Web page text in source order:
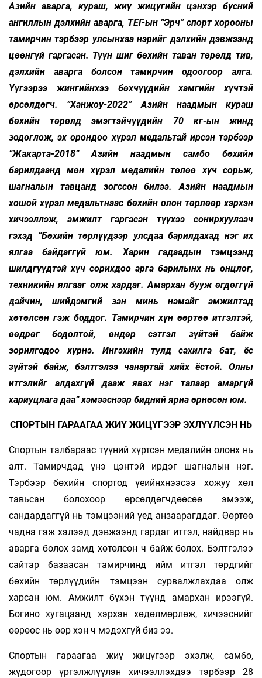
Азийн аварга, кураш, жиү жицүгийн цэнхэр бүсний
ангиллын дэлхийн аварга, ТЕГ-ын “Эрч” спорт хорооны
тамирчин тэрбээр улсынхаа нэрийг дэлхийн дэвжээнд
цөөнгүй гаргасан. Түүн шиг бөхийн таван төрөлд тив,
дэлхийн аварга болсон тамирчин одоогоор алга.
Үүгээрээ жингийнхээ бөхчүүдийн хамгийн хүчтэй
өрсөлдөгч. “Ханжоу-2022” Азийн наадмын кураш
бөхийн төрөлд эмэгтэйчүүдийн 70 кг-ын жинд
зодоглож, эх орондоо хүрэл медальтай ирсэн тэрбээр
“Жакарта-2018” Азийн наадмын самбо бөхийн
барилдаанд мөн хүрэл медалийн төлөө хүч сорьж,
шагналын тавцанд зогссон билээ. Азийн наадмын
хошой хүрэл медальтнаас бөхийн олон төрлөөр хэрхэн
хичээллэж, амжилт гаргасан түүхээ сонирхуулаач
гэхэд “Бөхийн төрлүүдээр улсдаа барилдахад нэг их
ялгаа байдаггүй юм. Харин гадаадын тэмцээнд
шилдгүүдтэй хүч сорихдоо арга барилынх нь онцлог,
техникийн ялгааг олж хардаг. Амархан бууж өгдөггүй
дайчин, шийдэмгий зан минь намайг амжилтад
хөтөлсөн гэж боддог. Тамирчин хүн өөртөө итгэлтэй,
өөдрөг бодолтой, өндөр сэтгэл зүйтэй байж
зорилгодоо хүрнэ. Ингэхийн тулд сахилга бат, ёс
зүйтэй байж, бэлтгэлээ чанартай хийх ёстой. Олны
итгэлийг алдахгүй дааж явах нэг талаар амаргүй
хариуцлага даа” хэмээснээр бидний яриа өрнөсөн юм.
СПОРТЫН ГАРААГАА ЖИҮ ЖИЦҮГЭЭР ЭХЛҮҮЛСЭН НЬ
Спортын талбараас түүний хүртсэн медалийн олонх нь
алт. Тамирчдад үнэ цэнтэй ирдэг шагналын нэг.
Тэрбээр бөхийн спортод үеийнхнээсээ хожуу хөл
тавьсан болохоор өрсөлдөгчдөөсөө эмээж,
сандардаггүй нь тэмцээний үед анзаарагддаг. Өөртөө
чадна гэж хэлээд дэвжээнд гардаг итгэл, найдвар нь
аварга болох замд хөтөлсөн ч байж болох. Бэлтгэлээ
сайтар базаасан тамирчинд ийм итгэл төрдгийг
бөхийн төрлүүдийн тэмцээн сурвалжлахдаа олж
харсан юм. Амжилт бүхэн түүнд амархан ирээгүй.
Богино хугацаанд хэрхэн хөдөлмөрлөж, хичээснийг
өөрөөс нь өөр хэн ч мэдэхгүй биз ээ.
Спортын гараагаа жиү жицүгээр эхэлж, самбо,
жүдогоор үргэлжлүүлэн хичээллэхдээ тэрбээр 28